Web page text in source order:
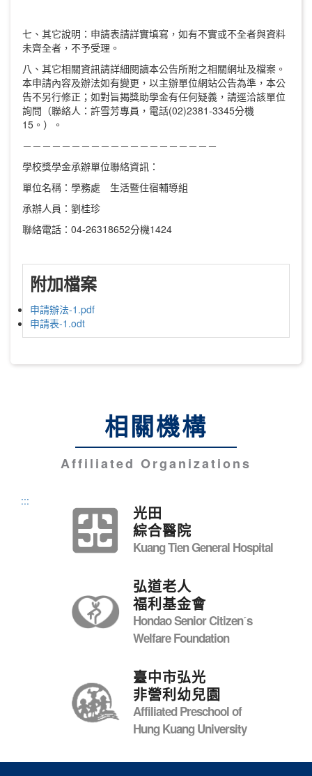
七、其它說明：申請表請詳實填寫，如有不實或不全者與資料
未齊全者，不予受理。
八、其它相關資訊請詳細閱讀本公告所附之相關網址及檔案。
本申請內容及辦法如有變更，以主辦單位網站公告為準，本公
告不另行修正；如對旨揭獎助學金有任何疑義，請逕洽該單位
詢問（聯絡人：許雪芳專員，電話(02)2381-3345分機
15。）。
－－－－－－－－－－－－－－－－－－－－
學校獎學金承辦單位聯絡資訊：
單位名稱：學務處 生活暨住宿輔導組
承辦人員：劉桂珍
聯絡電話：04-26318652分機1424
附加檔案
申請辦法-1.pdf
申請表-1.odt
相關機構
Affiliated Organizations
:::
光田
綜合醫院
Kuang Tien General Hospital
弘道老人
福利基金會
Hondao Senior Citizenˊs
Welfare Foundation
臺中市弘光
非營利幼兒園
Affiliated Preschool of
Hung Kuang University